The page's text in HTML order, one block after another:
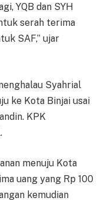
YQB dan SYH
serah terima
SAF,” ujar
Syahrial
ke Kota Binjai usai
KPK
menuju Kota
uang yang Rp 100
kemudian